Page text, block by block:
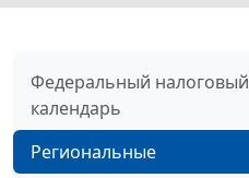
Федеральный налоговый
календарь
Региональные